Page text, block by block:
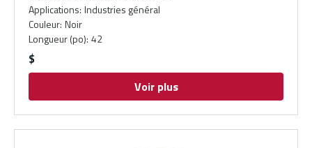
Applications: Industries général
Couleur: Noir
Longueur (po): 42
$
Voir plus